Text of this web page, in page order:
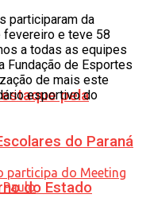
pela
do Paraná
do Estado
participaram da
fevereiro e teve 58
a todas as equipes
Fundação de Esportes
de mais este
esportivo do